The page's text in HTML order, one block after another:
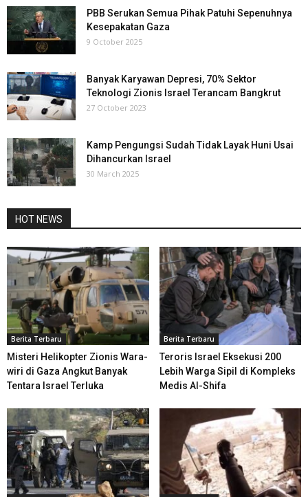
PBB Serukan Semua Pihak Patuhi Sepenuhnya
Kesepakatan Gaza
9 October 2025
Banyak Karyawan Depresi, 70% Sektor
Teknologi Zionis Israel Terancam Bangkrut
27 October 2023
Kamp Pengungsi Sudah Tidak Layak Huni Usai
Dihancurkan Israel
30 March 2025
HOT NEWS
Berita Terbaru
Misteri Helikopter Zionis Wara-
wiri di Gaza Angkut Banyak
Tentara Israel Terluka
Berita Terbaru
Teroris Israel Eksekusi 200
Lebih Warga Sipil di Kompleks
Medis Al-Shifa